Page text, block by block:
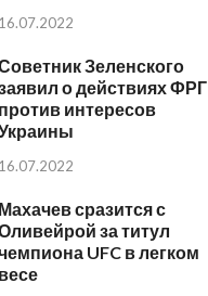
16.07.2022
Зеленского
о действиях ФРГ
против интересов
16.07.2022
Махачев сразится с
за титул
UFC в легком
весе